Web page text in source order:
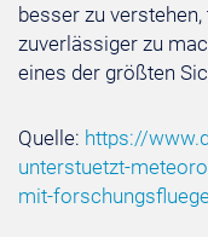
besser zu
zuverlässiger zu
eines der größten
Quelle: https://
unterstuetzt-
mit-